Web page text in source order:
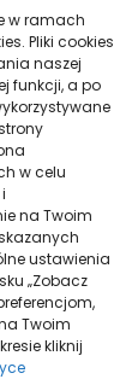
w ramach
Pliki cookies
naszej
funkcji, a po
w celu
na Twoim
ustawienia
„Zobacz
Twoim
kliknij
przystań